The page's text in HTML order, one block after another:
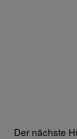
Der nächste